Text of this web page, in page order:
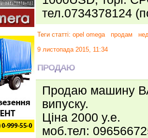
тел.0734378124
Теги статті: opel omega продам
9 листопада 2015, 11:34
ПРОДАЮ
Продаю машину
випуску.
Ціна 2000 у.е.
моб.тел: